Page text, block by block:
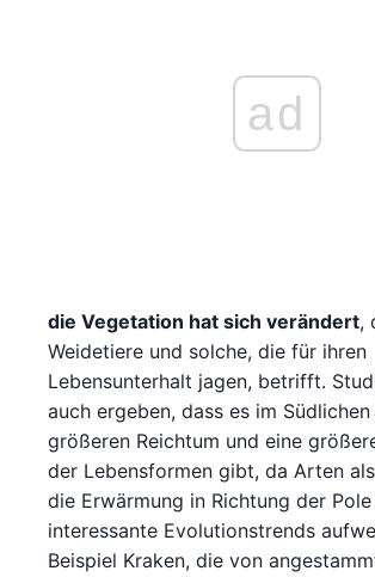
ad
die Vegetation hat sich verändert,
Weidetiere und solche, die für ihren
Lebensunterhalt jagen, betrifft.
auch ergeben, dass es im
größeren Reichtum und eine
der Lebensformen gibt, da Arten
die Erwärmung in Richtung der
interessante Evolutionstrends
Beispiel Kraken, die von